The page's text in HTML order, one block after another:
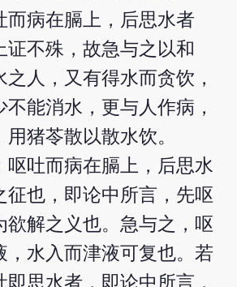
而病在膈上，后思水者
证不殊，故急与之以和
之人，又有得水而贪饮，
不能消水，更与人作病，
猪苓散以散水饮。
呕吐而病在膈上，后思水
征也，即论中所言，先呕
欲解之义也。急与之，呕
，水入而津液可复也。若
即思水者，即论中所言，